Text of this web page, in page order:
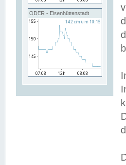
ODER - Eisenhüttenstadt